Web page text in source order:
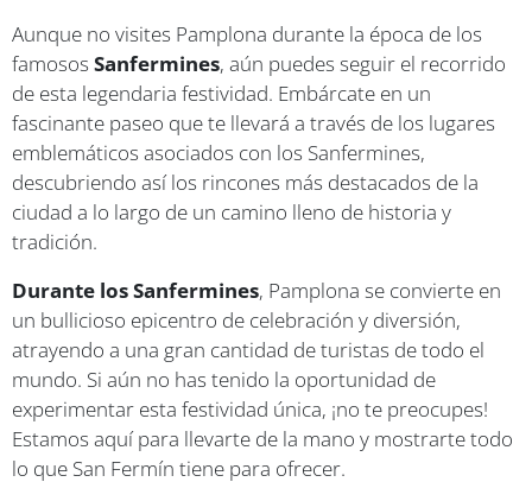
Aunque no visites Pamplona durante la época de los
famosos Sanfermines, aún puedes seguir el recorrido
de esta legendaria festividad. Embárcate en un
fascinante paseo que te llevará a través de los lugares
emblemáticos asociados con los Sanfermines,
descubriendo así los rincones más destacados de la
ciudad a lo largo de un camino lleno de historia y
tradición.
Durante los Sanfermines, Pamplona se convierte en
un bullicioso epicentro de celebración y diversión,
atrayendo a una gran cantidad de turistas de todo el
mundo. Si aún no has tenido la oportunidad de
experimentar esta festividad única, ¡no te preocupes!
Estamos aquí para llevarte de la mano y mostrarte todo
lo que San Fermín tiene para ofrecer.